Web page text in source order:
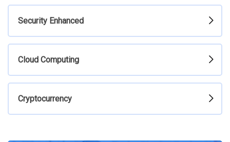
Security Enhanced
Cloud Computing
Cryptocurrency